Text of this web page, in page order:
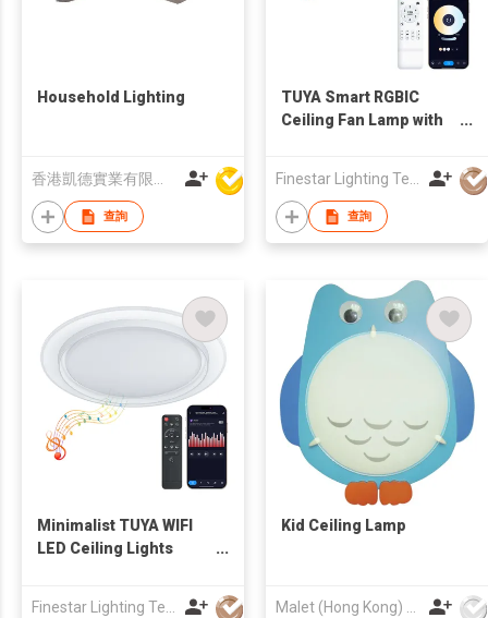
Household Lighting
查詢
TUYA Smart RGBIC
Ceiling Fan Lamp with
查詢
Minimalist TUYA WIFI
LED Ceiling Lights
Finestar Lighting Technology Co., Ltd.
Kid Ceiling Lamp
Malet (Hong Kong) Limited